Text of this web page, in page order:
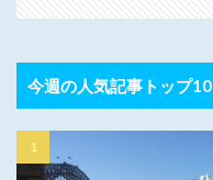
今週の人気記事トップ10